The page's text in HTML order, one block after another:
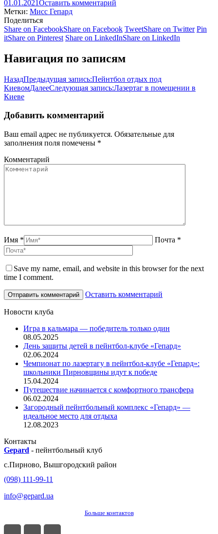
01.01.2021Оставить комментарий
Метки: Мисс Гепард
Поделиться
Share on FacebookShare on Facebook TweetShare on Twitter Pin
itShare on Pinterest Share on LinkedInShare on LinkedIn
Навигация по записям
НазадПредыдущая запись:Пейнтбол отдых под
КиевомДалееСледующая запись:Лазертаг в помещении в
Киеве
Добавить комментарий
Ваш email адрес не публикуется. Обязательные для
заполнения поля помечены *
Комментарий
Имя * Почта *
Save my name, email, and website in this browser for the next
time I comment.
Оставить комментарий
Новости клуба
Игра в кальмара — победитель только один
08.05.2025
День защиты детей в пейнтбол-клубе «Гепард»
02.06.2024
Чемпионат по лазертагу в пейнтбол-клубе «Гепард»:
школьники Пирновщины идут к победе
15.04.2024
Путешествие начинается с комфортного трансфера
06.02.2024
Загородный пейнтбольный комплекс «Гепард» —
идеальное место для отдыха
12.08.2023
Контакты
Gepard - пейнтбольный клуб
с.Пирново, Вышгородский район
(098) 111-99-11
info@gepard.ua
Больше контактов